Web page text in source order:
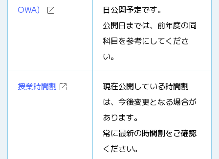
OWA）
日公開予定です。
公開日までは、前年度の同
科目を参考にしてくださ
い。
授業時間割
現在公開している時間割
は、今後変更となる場合が
あります。
常に最新の時間割をご確認
ください。